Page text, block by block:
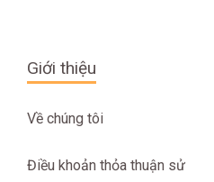
Giới thiệu
Về chúng tôi
Điều khoản thỏa thuận sử